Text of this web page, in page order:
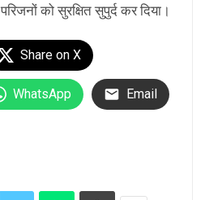
को सुरक्षित सुपुर्द कर दिया।
Share on X
WhatsApp Email